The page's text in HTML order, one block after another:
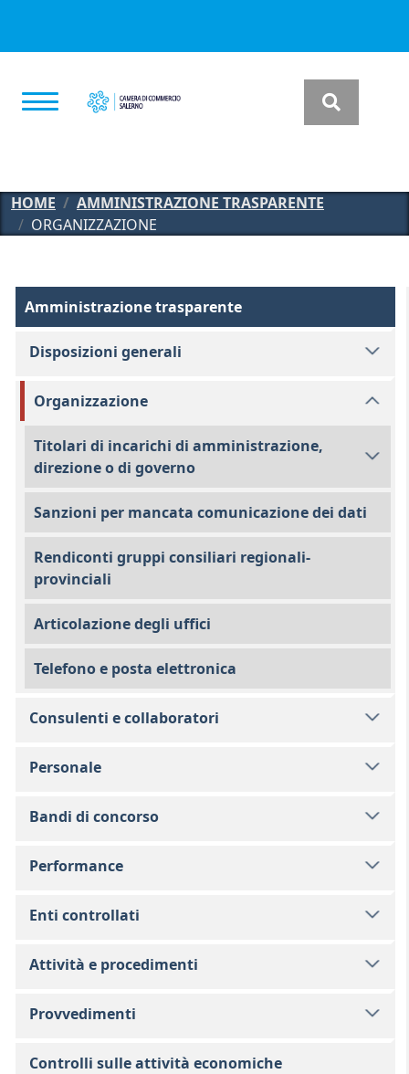
HOME
AMMINISTRAZIONE TRASPARENTE
ORGANIZZAZIONE
Amministrazione Trasparente
Amministrazione trasparente
Disposizioni generali
Organizzazione
Titolari di incarichi di amministrazione,
direzione o di governo
Sanzioni per mancata comunicazione dei dati
Rendiconti gruppi consiliari regionali-
provinciali
Articolazione degli uffici
Telefono e posta elettronica
Consulenti e collaboratori
Personale
Bandi di concorso
Performance
Enti controllati
Attività e procedimenti
Provvedimenti
Controlli sulle attività economiche